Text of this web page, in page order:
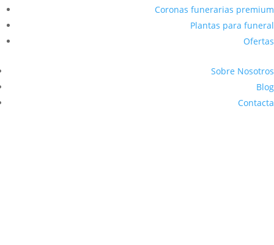
Coronas funerarias premium
Plantas para funeral
Ofertas
Sobre Nosotros
Blog
Contacta